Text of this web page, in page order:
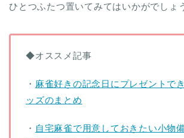
ひとつふたつ置いてみてはいかがでしょ
◆オススメ記事
・ 麻雀好きの記念日にプレゼントで
ッズのまとめ
・ 自宅麻雀で用意しておきたい小物